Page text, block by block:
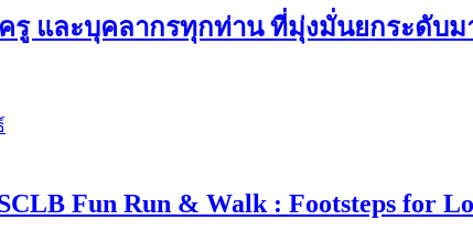
และบุคลากรทุกท่าน ที่มุ่งมั่นยกระดับม
Fun Run & Walk : Footsteps for